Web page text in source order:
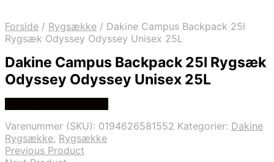
Forside / Rygsække / Dakine Campus Backpack 25l
Rygsæk Odyssey Odyssey Unisex 25L
Dakine Campus Backpack 25l Rygsæk
Odyssey Odyssey Unisex 25L
Varenummer (SKU): 0194626581552 Kategorier: Dakine
Rygsække, Rygsække
Previous Product